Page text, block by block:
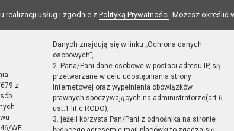
realizacji usług i zgodnie z Polityką Prywatności. Możesz określić
z
WE
Danych znajdują się w linku „Ochrona danych
osobowych”,
2. Pana/Pani dane osobowe w postaci adresu IP, są
przetwarzane w celu udostępniania strony
internetowej oraz wypełnienia obowiązków
prawnych spoczywających na administratorze(art.6
ust.1 lit.c RODO),
3. jeżeli korzysta Pan/Pani z odnośnika na stronie